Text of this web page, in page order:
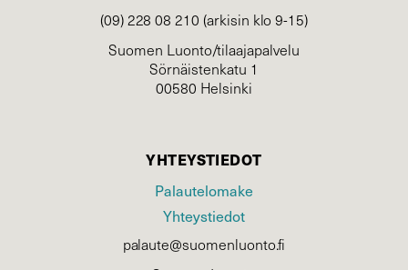
(09) 228 08 210 (arkisin klo 9-15)
Suomen Luonto/tilaajapalvelu
Sörnäistenkatu 1
00580 Helsinki
YHTEYSTIEDOT
Palautelomake
Yhteystiedot
palaute@suomenluonto.fi